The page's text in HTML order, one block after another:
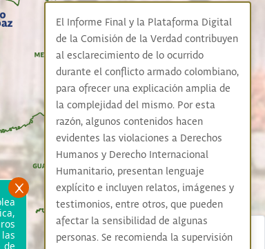
de
El Informe Final y la Plataforma Digital
de la Comisión de la Verdad contribuyen
al esclarecimiento de lo ocurrido
durante el conflicto armado colombiano,
para ofrecer una explicación amplia de
la complejidad del mismo. Por esta
razón, algunos contenidos hacen
evidentes las violaciones a Derechos
Humanos y Derecho Internacional
Humanitario, presentan lenguaje
explícito e incluyen relatos, imágenes y
testimonios, entre otros, que pueden
afectar la sensibilidad de algunas
personas. Se recomienda la supervisión